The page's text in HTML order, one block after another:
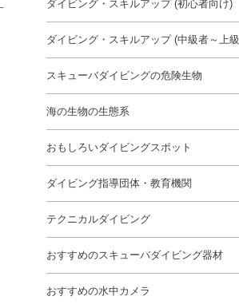
ダイビング・スキルアップ (初心者向け)
ダイビング・スキルアップ (中級者～上
スキューバダイビングの危険生物
海の生物の生態系
おもしろいダイビングスポット
ダイビング指導団体・教育機関
テクニカルダイビング
おすすめのスキューバダイビング器材
おすすめの水中カメラ